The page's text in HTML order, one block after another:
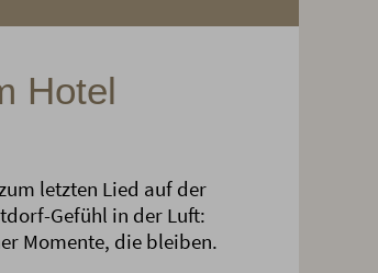
Hotel
letzten Lied auf der
Gefühl in der Luft:
Momente, die bleiben.